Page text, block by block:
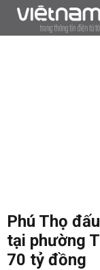
Phú Thọ
tại phường
70 tỷ đồng